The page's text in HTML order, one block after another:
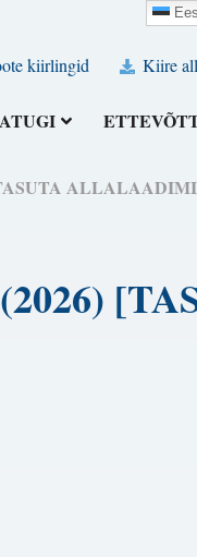
kiirlingid Kiire